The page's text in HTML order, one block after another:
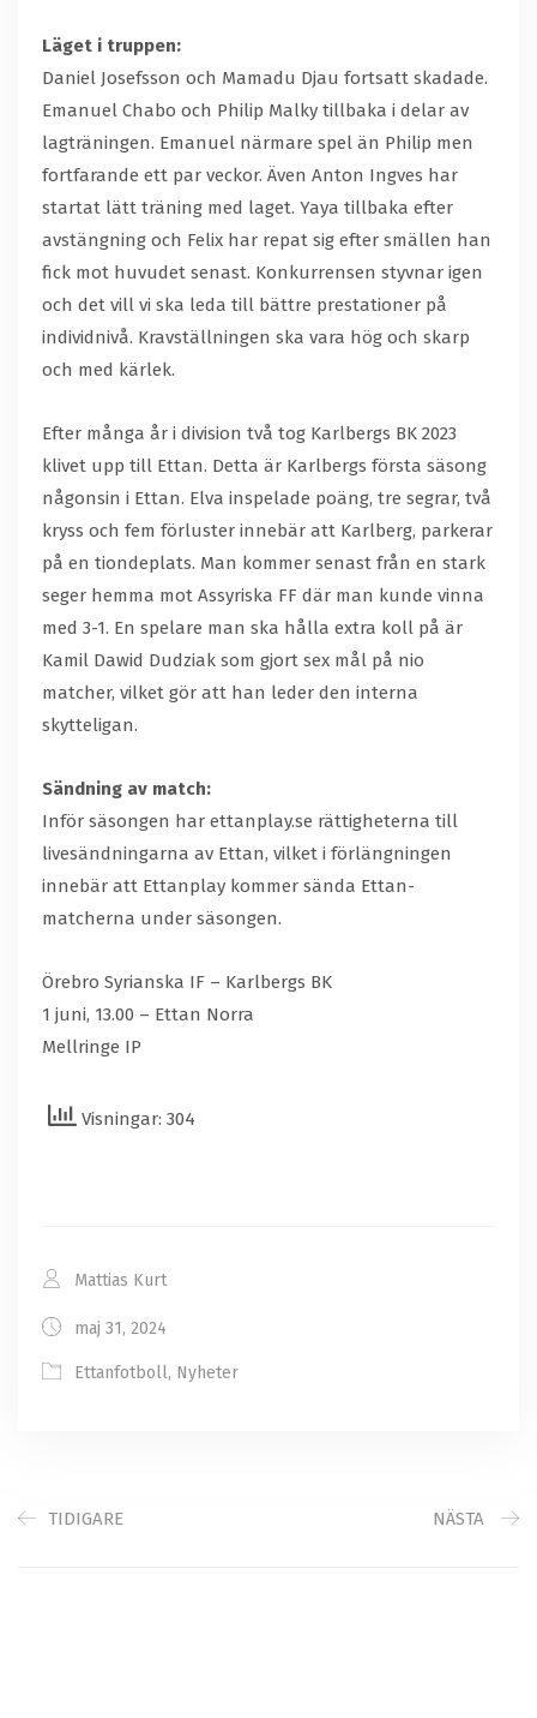
Läget i truppen:
Daniel Josefsson och Mamadu Djau fortsatt skadade.
Emanuel Chabo och Philip Malky tillbaka i delar av
lagträningen. Emanuel närmare spel än Philip men
fortfarande ett par veckor. Även Anton Ingves har
startat lätt träning med laget. Yaya tillbaka efter
avstängning och Felix har repat sig efter smällen han
fick mot huvudet senast. Konkurrensen styvnar igen
och det vill vi ska leda till bättre prestationer på
individnivå. Kravställningen ska vara hög och skarp
och med kärlek.
Efter många år i division två tog Karlbergs BK 2023
klivet upp till Ettan. Detta är Karlbergs första säsong
någonsin i Ettan. Elva inspelade poäng, tre segrar, två
kryss och fem förluster innebär att Karlberg, parkerar
på en tiondeplats. Man kommer senast från en stark
seger hemma mot Assyriska FF där man kunde vinna
med 3-1. En spelare man ska hålla extra koll på är
Kamil Dawid Dudziak som gjort sex mål på nio
matcher, vilket gör att han leder den interna
skytteligan.
Sändning av match:
Inför säsongen har ettanplay.se rättigheterna till
livesändningarna av Ettan, vilket i förlängningen
innebär att Ettanplay kommer sända Ettan-
matcherna under säsongen.
Örebro Syrianska IF – Karlbergs BK
1 juni, 13.00 – Ettan Norra
Mellringe IP
Visningar: 304
Mattias Kurt
maj 31, 2024
Ettanfotboll, Nyheter
TIDIGARE NÄSTA